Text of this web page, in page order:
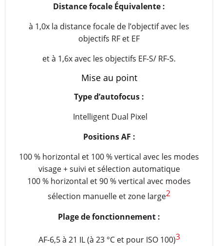
Distance focale Équivalente :
à 1,0x la distance focale de l’objectif avec les
objectifs RF et EF
et à 1,6x avec les objectifs EF-S/ RF-S.
Mise au point
Type d’autofocus :
Intelligent Dual Pixel
Positions AF :
100 % horizontal et 100 % vertical avec les modes
visage + suivi et sélection automatique
100 % horizontal et 90 % vertical avec modes
sélection manuelle et zone large2
Plage de fonctionnement :
AF-6,5 à 21 IL (à 23 °C et pour ISO 100)3